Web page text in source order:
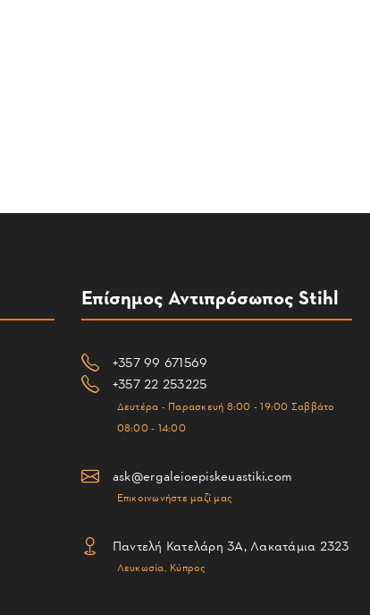
Επίσημος Αντιπρόσωπος Stihl
+357 99 671569
+357 22 253225
Δευτέρα - Παρασκευή 8:00 - 19:00 Σαββάτο
08:00 - 14:00
ask@ergaleioepiskeuastiki.com
Επικοινωνήστε μαζί μας
Παντελή Κατελάρη 3Α, Λακατάμια 2323
Λευκωσία, Κύπρος